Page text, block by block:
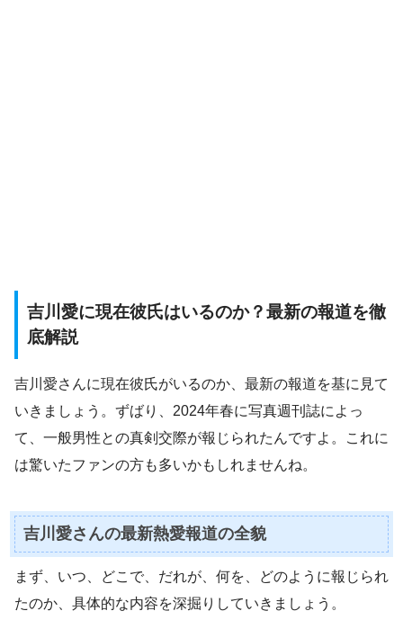
吉川愛に現在彼氏はいるのか？最新の報道を徹
底解説
吉川愛さんに現在彼氏がいるのか、最新の報道を基に見て
いきましょう。ずばり、2024年春に写真週刊誌によっ
て、一般男性との真剣交際が報じられたんですよ。これに
は驚いたファンの方も多いかもしれませんね。
吉川愛さんの最新熱愛報道の全貌
まず、いつ、どこで、だれが、何を、どのように報じられ
たのか、具体的な内容を深掘りしていきましょう。